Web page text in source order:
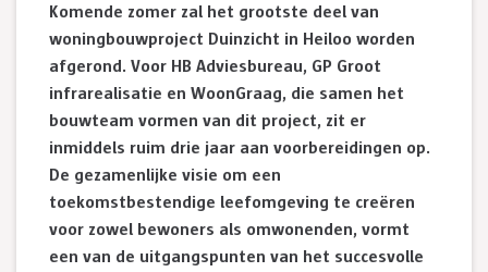
Komende zomer zal het grootste deel van
woningbouwproject Duinzicht in Heiloo worden
afgerond. Voor HB Adviesbureau, GP Groot
infrarealisatie en WoonGraag, die samen het
bouwteam vormen van dit project, zit er
inmiddels ruim drie jaar aan voorbereidingen op.
De gezamenlijke visie om een
toekomstbestendige leefomgeving te creëren
voor zowel bewoners als omwonenden, vormt
een van de uitgangspunten van het succesvolle